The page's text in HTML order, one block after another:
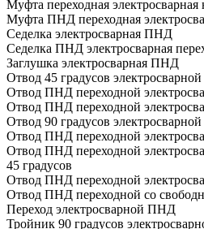
Муфта переходная
Муфта ПНД переходная
Седелка электросварная ПНД
Седелка ПНД электросварная
Заглушка электросварная ПНД
Отвод 45 градусов
Отвод ПНД переходной
Отвод ПНД переходной
Отвод 90 градусов
Отвод ПНД переходной
Отвод ПНД переходной
45 градусов
Отвод ПНД переходной
Отвод ПНД переходной со
Переход электросварной ПНД
Тройник 90 градусов